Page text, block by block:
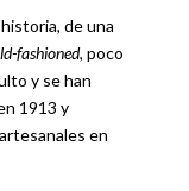
de una
fashioned, poco
y se han
1913 y
en